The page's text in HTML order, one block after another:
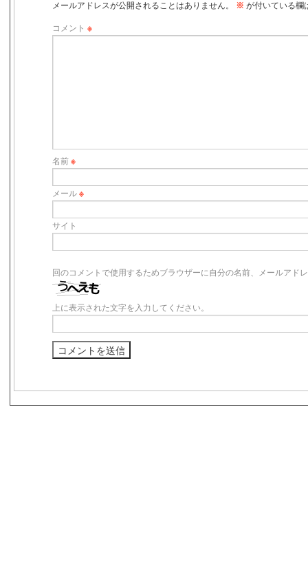
メールアドレスが公開されることはありません。 ※ が付いている欄
コメント ※
名前※
メール※
サイト
回のコメントで使用するためブラウザーに自分の名前、メールアド
上に表示された文字を入力してください。
s3